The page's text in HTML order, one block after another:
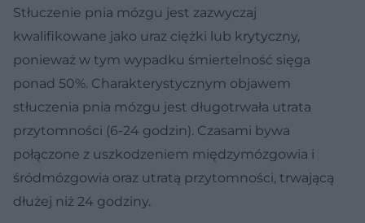
Stłuczenie pnia mózgu jest zazwyczaj
kwalifikowane jako uraz ciężki lub krytyczny,
ponieważ w tym wypadku śmiertelność sięga
ponad 50%. Charakterystycznym objawem
stłuczenia pnia mózgu jest długotrwała utrata
przytomności (6-24 godzin). Czasami bywa
połączone z uszkodzeniem międzymózgowia i
śródmózgowia oraz utratą przytomności, trwającą
dłużej niż 24 godziny.